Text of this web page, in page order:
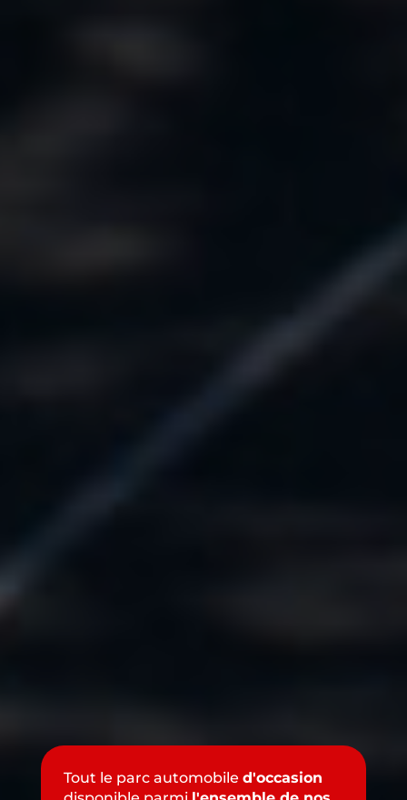
Tout le parc automobile d'occasion